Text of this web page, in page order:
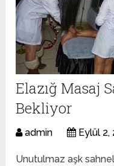
Elazığ Masaj
Bekliyor
admin Eylül 2,
Unutulmaz aşk